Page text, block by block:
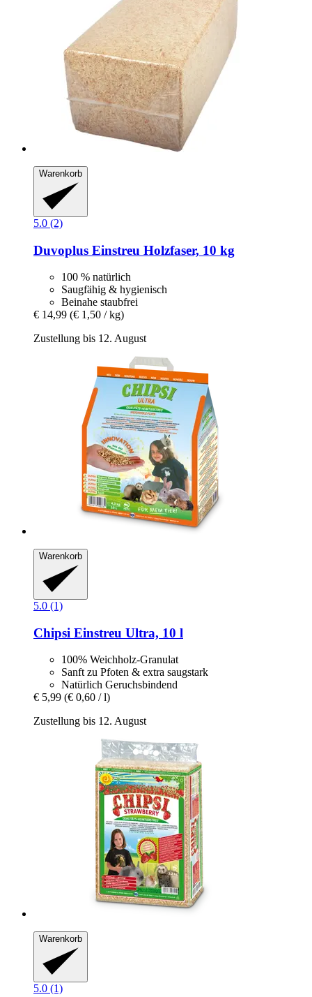
Warenkorb
5.0 (2)
Duvoplus Einstreu Holzfaser, 10 kg
100 % natürlich
Saugfähig & hygienisch
Beinahe staubfrei
€ 14,99 (€ 1,50 / kg)
Zustellung bis 12. August
Warenkorb
5.0 (1)
Chipsi Einstreu Ultra, 10 l
100% Weichholz-Granulat
Sanft zu Pfoten & extra saugstark
Natürlich Geruchsbindend
€ 5,99 (€ 0,60 / l)
Zustellung bis 12. August
Warenkorb
5.0 (1)